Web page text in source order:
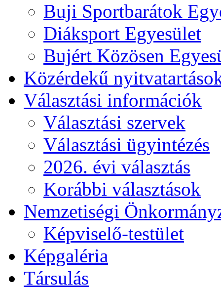
Buji Sportbarátok
Diáksport Egyesület
Bujért Közösen
Közérdekű
Választási információk
Választási szervek
Választási ügyintézés
2026. évi választás
Korábbi választások
Nemzetiségi
Képviselő-testület
Képgaléria
Társulás